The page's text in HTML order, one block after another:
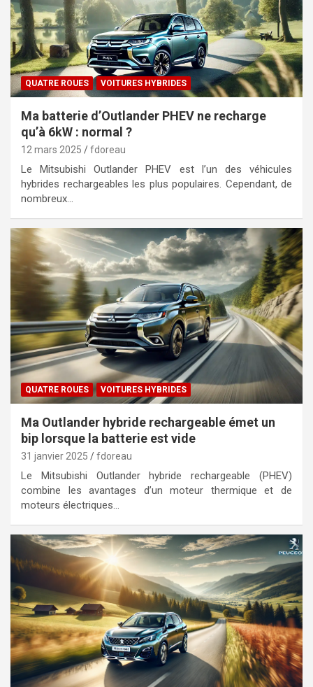
QUATRE ROUES VOITURES HYBRIDES
Ma batterie d’Outlander PHEV ne recharge
qu’à 6kW : normal ?
12 mars 2025 fdoreau
Le Mitsubishi Outlander PHEV est l’un des véhicules
hybrides rechargeables les plus populaires. Cependant, de
nombreux…
QUATRE ROUES VOITURES HYBRIDES
Ma Outlander hybride rechargeable émet un
bip lorsque la batterie est vide
31 janvier 2025 fdoreau
Le Mitsubishi Outlander hybride rechargeable (PHEV)
combine les avantages d’un moteur thermique et de
moteurs électriques…